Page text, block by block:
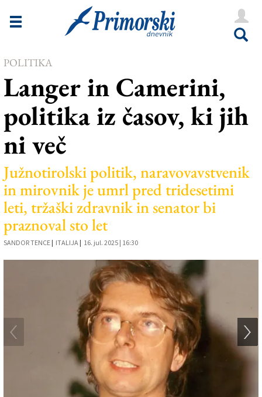
Novice
Goriška
Kultura
Šport
Še
Vreme
V Kioskih
Uredništvo
Naročnine
POLITIKA
Langer in Camerini,
politika iz časov, ki jih
ni več
Južnotirolski politik, naravovavstvenik
in mirovnik je umrl pred tridesetimi
leti, tržaški zdravnik in senator bi
praznoval sto let
SANDOR TENCE | ITALIJA | 16. jul. 2025 | 16:30